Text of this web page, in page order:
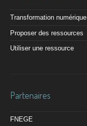
Transformation numérique
Proposer des ressources
Utiliser une ressource
Partenaires
FNEGE